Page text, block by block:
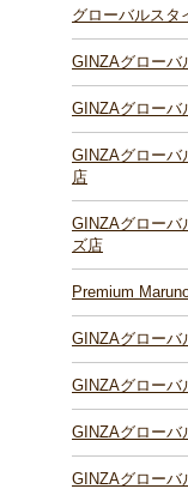
グローバルスタ
GINZAグローバ
GINZAグローバ
GINZAグローバ
店
GINZAグローバ
ズ店
Premium
GINZAグローバ
GINZAグローバ
GINZAグローバ
GINZAグローバ